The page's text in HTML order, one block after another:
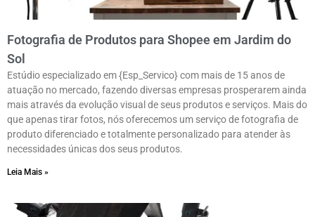
Fotografia de Produtos para Shopee em Jardim do
Sol
Estúdio especializado em {Esp_Servico} com mais de 15 anos de
atuação no mercado, fazendo diversas empresas prosperarem ainda
mais através da evolução visual de seus produtos e serviços. Mais do
que apenas tirar fotos, nós oferecemos um serviço de fotografia de
produto diferenciado e totalmente personalizado para atender às
necessidades únicas dos seus produtos.
Leia Mais »